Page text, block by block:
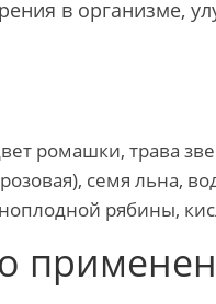
в организме,
ромашки, трава
семя льна,
рябины,